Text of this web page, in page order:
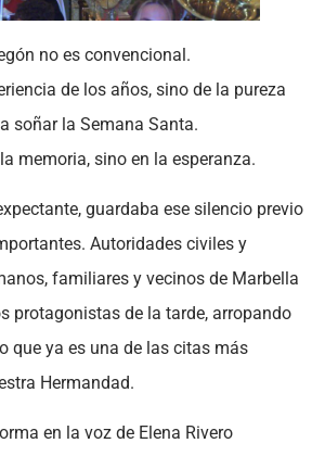
no es convencional.
de los años, sino de la pureza
soñar la Semana Santa.
memoria, sino en la esperanza.
guardaba ese silencio previo
Autoridades civiles y
familiares y vecinos de Marbella
protagonistas de la tarde, arropando
que ya es una de las citas más
Hermandad.
en la voz de Elena Rivero